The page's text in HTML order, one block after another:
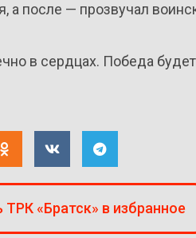
а после — прозвучал
в сердцах. Победа
«Братск» в избранное